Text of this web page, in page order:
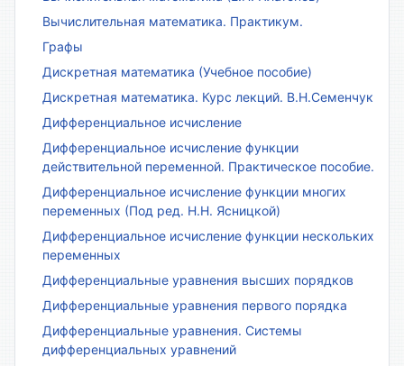
Вычислительная математика. Практикум.
Графы
Дискретная математика (Учебное пособие)
Дискретная математика. Курс лекций. В.Н.Семенчук
Дифференциальное исчисление
Дифференциальное исчисление функции
действительной переменной. Практическое пособие.
Дифференциальное исчисление функции многих
переменных (Под ред. Н.Н. Ясницкой)
Дифференциальное исчисление функции нескольких
переменных
Дифференциальные уравнения высших порядков
Дифференциальные уравнения первого порядка
Дифференциальные уравнения. Системы
дифференциальных уравнений